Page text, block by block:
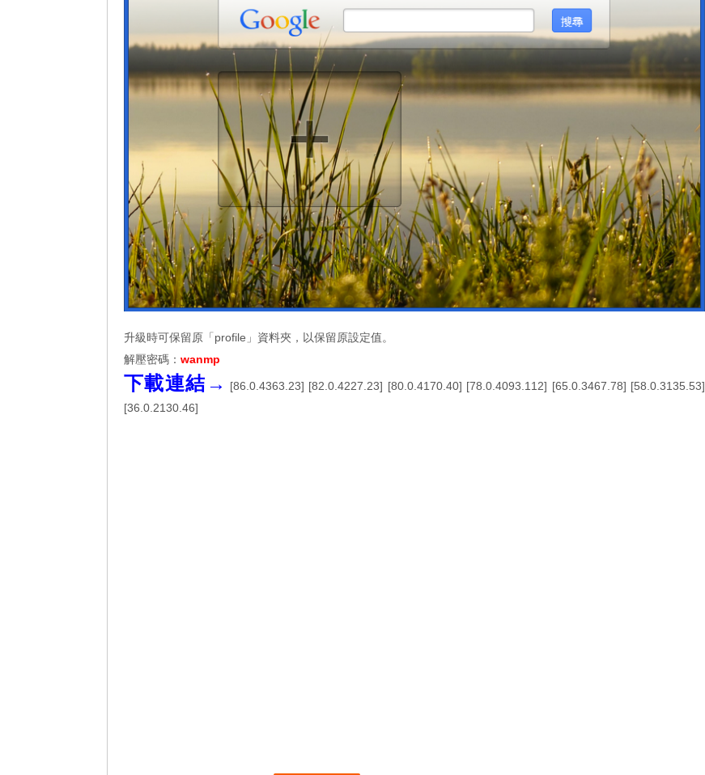
升級時可保留原「profile」資料夾，以保留原設定值。
解壓密碼： wanmp
下載連結→ [86.0.4363.23] [82.0.4227.23] [80.0.4170.40] [78.0.4093.112] [65.0.3467.78] [58.0.3135.53]
[36.0.2130.46]